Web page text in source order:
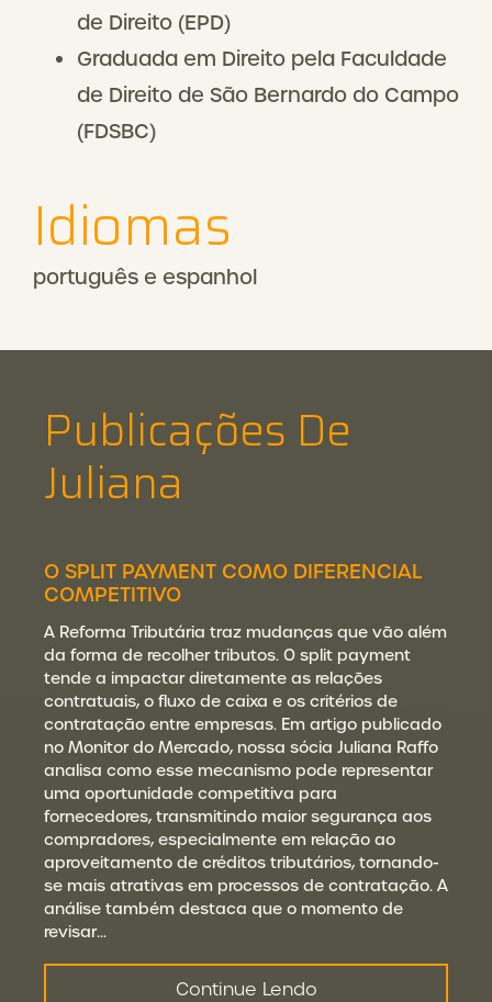
de Direito (EPD)
Graduada em Direito pela Faculdade
de Direito de São Bernardo do Campo
(FDSBC)
Idiomas
português e espanhol
Publicações De
Juliana
O SPLIT PAYMENT COMO DIFERENCIAL
COMPETITIVO
A Reforma Tributária traz mudanças que vão além
da forma de recolher tributos. O split payment
tende a impactar diretamente as relações
contratuais, o fluxo de caixa e os critérios de
contratação entre empresas. Em artigo publicado
no Monitor do Mercado, nossa sócia Juliana Raffo
analisa como esse mecanismo pode representar
uma oportunidade competitiva para
fornecedores, transmitindo maior segurança aos
compradores, especialmente em relação ao
aproveitamento de créditos tributários, tornando-
se mais atrativas em processos de contratação. A
análise também destaca que o momento de
revisar…
Continue Lendo